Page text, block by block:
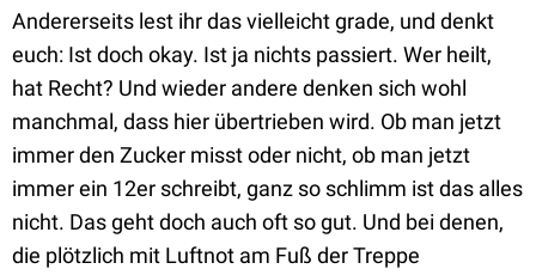
Andererseits lest ihr das vielleicht grade, und denkt
euch: Ist doch okay. Ist ja nichts passiert. Wer heilt,
hat Recht? Und wieder andere denken sich wohl
manchmal, dass hier übertrieben wird. Ob man jetzt
immer den Zucker misst oder nicht, ob man jetzt
immer ein 12er schreibt, ganz so schlimm ist das alles
nicht. Das geht doch auch oft so gut. Und bei denen,
die plötzlich mit Luftnot am Fuß der Treppe